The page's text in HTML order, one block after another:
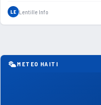
LE Lentille Info
METEO HAITI